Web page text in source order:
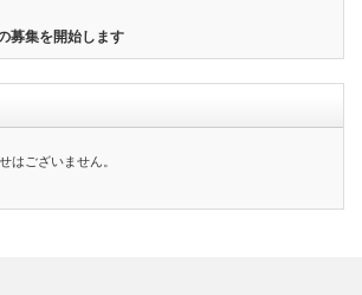
募集を開始します
はございません。